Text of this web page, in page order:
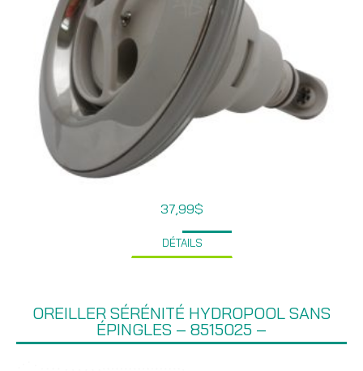
37,99$
DÉTAILS
OREILLER SÉRÉNITÉ HYDROPOOL SANS
ÉPINGLES – 8515025 –